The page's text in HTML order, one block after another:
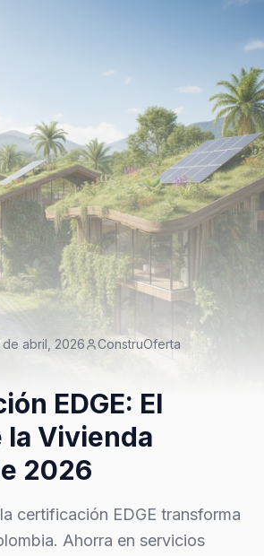
de abril, 2026
ConstruOferta
EDGE: El
la Vivienda
2026
certificación EDGE transforma
Ahorra en servicios